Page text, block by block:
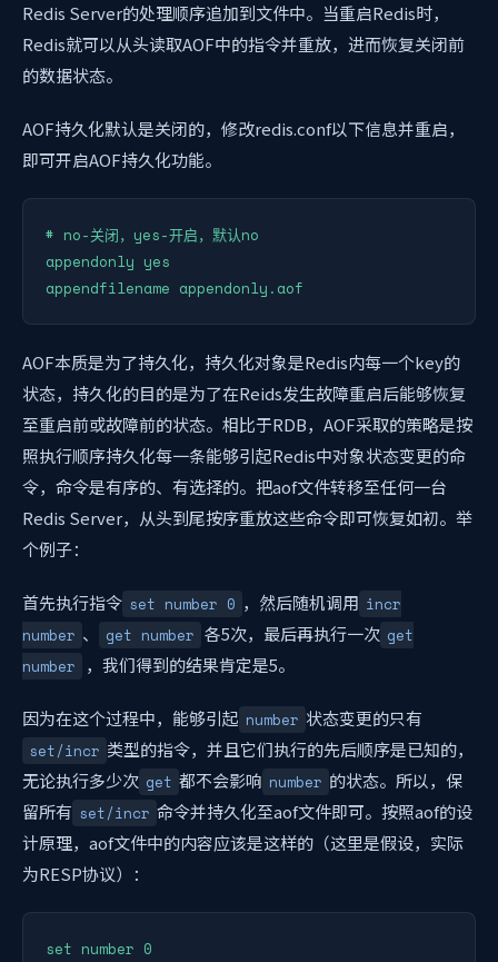
Redis Server的处理顺序追加到文件中。当重启Redis时，
Redis就可以从头读取AOF中的指令并重放，进而恢复关闭前
的数据状态。
AOF持久化默认是关闭的，修改redis.conf以下信息并重启，
即可开启AOF持久化功能。
# no-关闭，yes-开启，默认no
appendonly yes
appendfilename appendonly.aof
AOF本质是为了持久化，持久化对象是Redis内每一个key的
状态，持久化的目的是为了在Reids发生故障重启后能够恢复
至重启前或故障前的状态。相比于RDB，AOF采取的策略是按
照执行顺序持久化每一条能够引起Redis中对象状态变更的命
令，命令是有序的、有选择的。把aof文件转移至任何一台
Redis Server，从头到尾按序重放这些命令即可恢复如初。举
个例子：
首先执行指令 set number 0 ，然后随机调用 incr
number 、 get number 各5次，最后再执行一次 get
number ，我们得到的结果肯定是5。
因为在这个过程中，能够引起 number 状态变更的只有
set/incr 类型的指令，并且它们执行的先后顺序是已知的，
无论执行多少次 get 都不会影响 number 的状态。所以，保
留所有 set/incr 命令并持久化至aof文件即可。按照aof的设
计原理，aof文件中的内容应该是这样的（这里是假设，实际
为RESP协议）：
set number 0